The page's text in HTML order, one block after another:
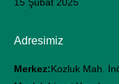
Adresimiz
Merkez:Kozluk Mah.